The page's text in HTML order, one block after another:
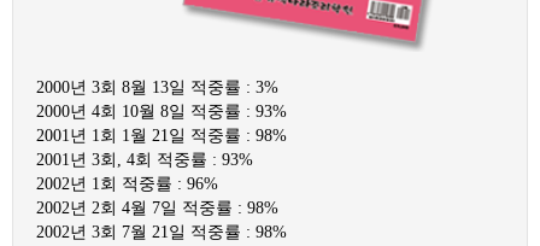
2000년 3회 8월 13일 적중률 : 3%
2000년 4회 10월 8일 적중률 : 93%
2001년 1회 1월 21일 적중률 : 98%
2001년 3회, 4회 적중률 : 93%
2002년 1회 적중률 : 96%
2002년 2회 4월 7일 적중률 : 98%
2002년 3회 7월 21일 적중률 : 98%